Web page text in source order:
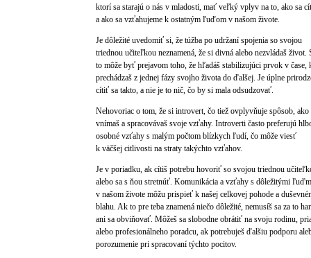
ktorí sa starajú o nás v mladosti, mať veľký vplyv na to, ako sa
a ako sa vzťahujeme k ostatným ľuďom v našom živote.
Je dôležité uvedomiť si, že túžba po udržaní spojenia so svojou
triednou učiteľkou neznamená, že si divná alebo nezvládaš život.
to môže byť prejavom toho, že hľadáš stabilizujúci prvok v čase,
prechádzaš z jednej fázy svojho života do ďalšej. Je úplne
cítiť sa takto, a nie je to nič, čo by si mala odsudzovať.
Nehovoriac o tom, že si introvert, čo tiež ovplyvňuje spôsob, ako
vnímaš a spracovávaš svoje vzťahy. Introverti často preferujú
osobné vzťahy s malým počtom blízkych ľudí, čo môže viesť
k väčšej citlivosti na straty takýchto vzťahov.
Je v poriadku, ak cítiš potrebu hovoriť so svojou triednou
alebo sa s ňou stretnúť. Komunikácia a vzťahy s dôležitými
v našom živote môžu prispieť k našej celkovej pohode a
blahu. Ak to pre teba znamená niečo dôležité, nemusíš sa za to
ani sa obviňovať. Môžeš sa slobodne obrátiť na svoju rodinu,
alebo profesionálneho poradcu, ak potrebuješ ďalšiu podporu
porozumenie pri spracovaní týchto pocitov.